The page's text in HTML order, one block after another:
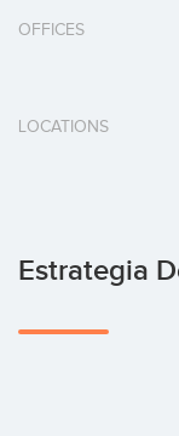
OFFICES
LOCATIONS
Estrategia